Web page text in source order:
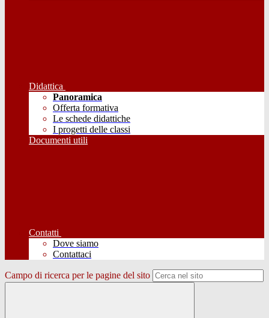
Didattica
Panoramica
Offerta formativa
Le schede didattiche
I progetti delle classi
Documenti utili
Contatti
Dove siamo
Contattaci
Campo di ricerca per le pagine del sito